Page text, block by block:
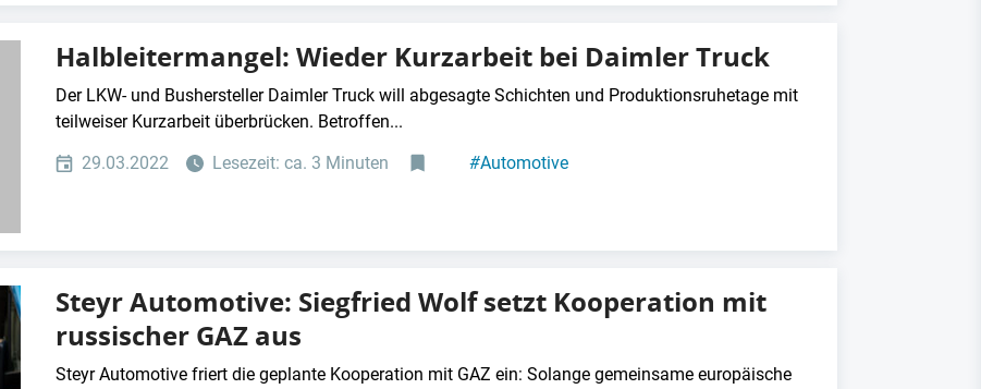
Halbleitermangel: Wieder Kurzarbeit bei Daimler Truck
Der LKW- und Bushersteller Daimler Truck will abgesagte Schichten und Produktionsruhetage mit
teilweiser Kurzarbeit überbrücken. Betroffen...
29.03.2022
Lesezeit: ca. 3 Minuten #Automotive
Steyr Automotive: Siegfried Wolf setzt Kooperation mit
russischer GAZ aus
Steyr Automotive friert die geplante Kooperation mit GAZ ein: Solange gemeinsame europäische